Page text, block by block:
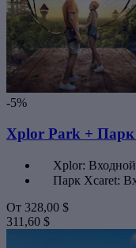
-5%
Xplor Park + Парк
Xplor:
Парк Xcaret:
От 328,00 $
311,60 $